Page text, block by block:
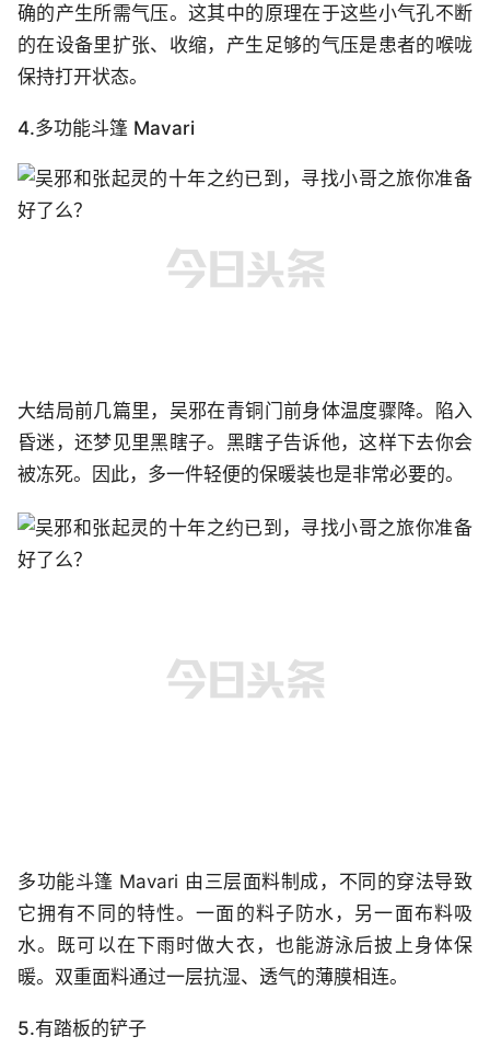
确的产生所需气压。这其中的原理在于这些小气孔不断
的在设备里扩张、收缩，产生足够的气压是患者的喉咙
保持打开状态。
4.多功能斗篷 Mavari
大结局前几篇里，吴邪在青铜门前身体温度骤降。陷入
昏迷，还梦见里黑瞎子。黑瞎子告诉他，这样下去你会
被冻死。因此，多一件轻便的保暖装也是非常必要的。
多功能斗篷 Mavari 由三层面料制成，不同的穿法导致
它拥有不同的特性。一面的料子防水，另一面布料吸
水。既可以在下雨时做大衣，也能游泳后披上身体保
暖。双重面料通过一层抗湿、透气的薄膜相连。
5.有踏板的铲子